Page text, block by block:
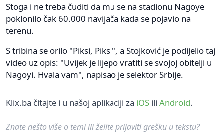
Stoga i ne treba čuditi da mu se na stadionu Nagoye
poklonilo čak 60.000 navijača kada se pojavio na
terenu.
S tribina se orilo "Piksi, Piksi", a Stojković je podijelio taj
video uz opis: "Uvijek je lijepo vratiti se svojoj obitelji u
Nagoyi. Hvala vam", napisao je selektor Srbije.
Klix.ba čitajte i u našoj aplikaciji za iOS ili Android.
Znate nešto više o temi ili želite prijaviti grešku u tekstu?